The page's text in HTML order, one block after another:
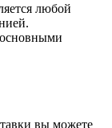
любой
вы можете